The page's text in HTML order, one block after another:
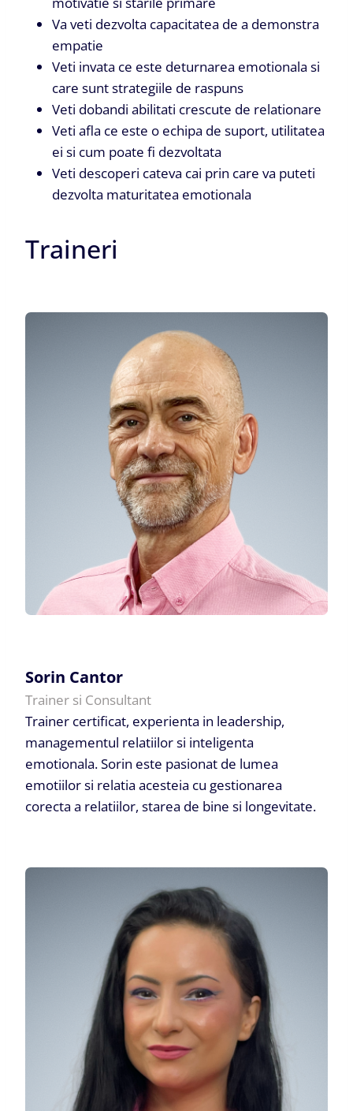
Va veti dezvolta capacitatea de a demonstra
empatie
Veti invata ce este deturnarea emotionala si
care sunt strategiile de raspuns
Veti dobandi abilitati crescute de relationare
Veti afla ce este o echipa de suport, utilitatea
ei si cum poate fi dezvoltata
Veti descoperi cateva cai prin care va puteti
dezvolta maturitatea emotionala
Traineri
Sorin Cantor
Trainer si Consultant
Trainer certificat, experienta in leadership,
managementul relatiilor si inteligenta
emotionala. Sorin este pasionat de lumea
emotiilor si relatia acesteia cu gestionarea
corecta a relatiilor, starea de bine si longevitate.